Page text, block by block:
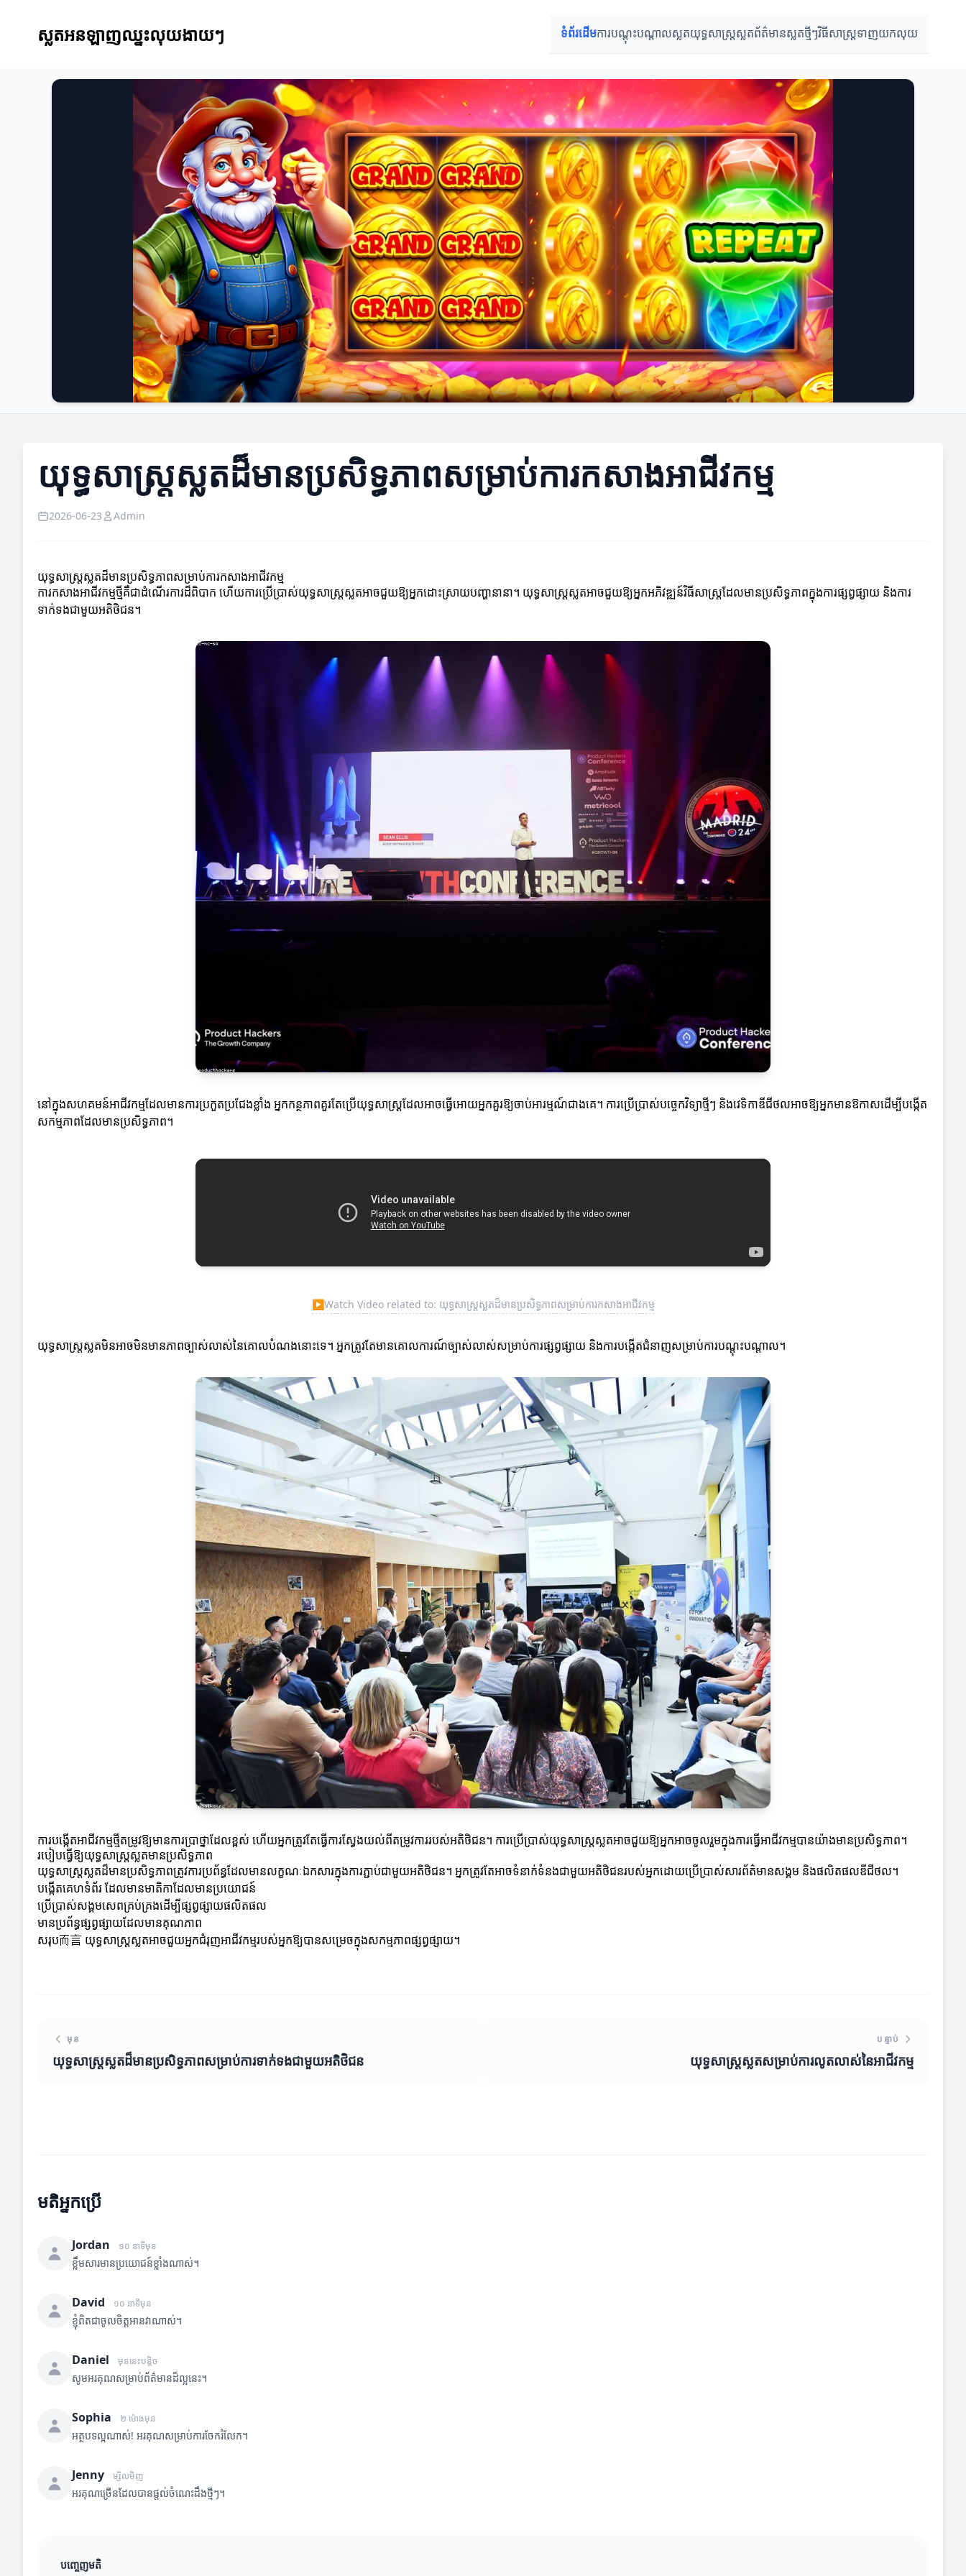
ស្លតអនឡាញឈ្នះលុយងាយៗ ទំព័រដើមការបណ្តុះបណ្តាលស្លតយុទ្ធសាស្ត្រស្លតព័ត៌មានស្លតថ្មីៗវិធីសាស្ត្រទាញយកលុយ
យុទ្ធសាស្ត្រស្លតដ៏មានប្រសិទ្ធភាពសម្រាប់ការកសាងអាជីវកម្ម
2026-06-23 Admin
យុទ្ធសាស្ត្រស្លតដ៏មានប្រសិទ្ធភាពសម្រាប់ការកសាងអាជីវកម្ម
ការកសាងអាជីវកម្មថ្មីគឺជាដំណើរការដ៏ពិបាក ហើយការប្រើប្រាស់យុទ្ធសាស្ត្រស្លតអាចជួយឱ្យអ្នកដោះស្រាយបញ្ហានានា។ យុទ្ធសាស្ត្រស្លតអាចជួយឱ្យអ្នកអភិវឌ្ឍន៍វិធីសាស្ត្រដែលមានប្រសិទ្ធភាពក្នុងការផ្សព្វផ្សាយ និងការ
ទាក់ទងជាមួយអតិថិជន។
នៅក្នុងសហគមន៍អាជីវកម្មដែលមានការប្រកួតប្រជែងខ្លាំង អ្នកកន្ថភាពគួរតែប្រើយុទ្ធសាស្ត្រដែលអាចធ្វើអោយអ្នកគួរឱ្យចាប់អារម្មណ៍ជាងគេ។ ការប្រើប្រាស់បច្ចេកវិទ្យាថ្មីៗ និងវេទិកាឌីជីថលអាចឱ្យអ្នកមានឱកាសដើម្បីបង្កើត
សកម្មភាពដែលមានប្រសិទ្ធភាព។
▶Watch Video related to: យុទ្ធសាស្ត្រស្លតដ៏មានប្រសិទ្ធភាពសម្រាប់ការកសាងអាជីវកម្ម
យុទ្ធសាស្ត្រស្លតមិនអាចមិនមានភាពច្បាស់លាស់នៃគោលបំណងនោះទេ។ អ្នកត្រូវតែមានគោលការណ៍ច្បាស់លាស់សម្រាប់ការផ្សព្វផ្សាយ និងការបង្កើតជំនាញសម្រាប់ការបណ្តុះបណ្តាល។
ការបង្កើតអាជីវកម្មថ្មីតម្រូវឱ្យមានការប្រាថ្នាដែលខ្ពស់ ហើយអ្នកត្រូវតែធ្វើការស្វែងយល់ពីតម្រូវការរបស់អតិថិជន។ ការប្រើប្រាស់យុទ្ធសាស្ត្រស្លតអាចជួយឱ្យអ្នកអាចចូលរួមក្នុងការធ្វើអាជីវកម្មបានយ៉ាងមានប្រសិទ្ធភាព។
របៀបធ្វើឱ្យយុទ្ធសាស្ត្រស្លតមានប្រសិទ្ធភាព
យុទ្ធសាស្ត្រស្លតដ៏មានប្រសិទ្ធភាពត្រូវការប្រព័ន្ធដែលមានលក្ខណៈឯកសារក្នុងការភ្ជាប់ជាមួយអតិថិជន។ អ្នកត្រូវតែអាចទំនាក់ទំនងជាមួយអតិថិជនរបស់អ្នកដោយប្រើប្រាស់សារព័ត៌មានសង្គម និងផលិតផលឌីជីថល។
បង្កើតគេហទំព័រ ដែលមានមាតិកាដែលមានប្រយោជន៍
ប្រើប្រាស់សង្គមសេពគ្រប់គ្រងដើម្បីផ្សព្វផ្សាយផលិតផល
មានប្រព័ន្ធ​ផ្សព្វផ្សាយដែលមានគុណភាព
សរុប而言 យុទ្ធសាស្ត្រស្លតអាចជួយអ្នកជំរុញអាជីវកម្មរបស់អ្នកឱ្យបានសម្រេចក្នុងសកម្មភាពផ្សព្វផ្សាយ។
មុន
យុទ្ធសាស្ត្រស្លតដ៏មានប្រសិទ្ធភាពសម្រាប់ការទាក់ទងជាមួយអតិថិជន
បន្ទាប់
យុទ្ធសាស្ត្រស្លតសម្រាប់ការលូតលាស់នៃអាជីវកម្ម
មតិអ្នកប្រើ
Jordan ១០ នាទីមុន
ខ្លឹមសារមានប្រយោជន៍ខ្លាំងណាស់។
David ១០ នាទីមុន
ខ្ញុំពិតជាចូលចិត្តអានវាណាស់។
Daniel មុននេះបន្តិច
សូមអរគុណសម្រាប់ព័ត៌មានដ៏ល្អនេះ។
Sophia ២ ម៉ោងមុន
អត្ថបទល្អណាស់! អរគុណសម្រាប់ការចែករំលែក។
Jenny ម្សិលមិញ
អរគុណច្រើនដែលបានផ្តល់ចំណេះដឹងថ្មីៗ។
បញ្ចេញមតិ